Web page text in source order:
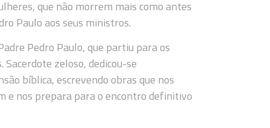
que não morrem mais como antes
Paulo aos seus ministros.
Pedro Paulo, que partiu para os
Sacerdote zeloso, dedicou-se
bíblica, escrevendo obras que nos
e nos prepara para o encontro definitivo